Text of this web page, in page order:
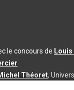
le concours de
Théoret,